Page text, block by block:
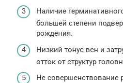
Наличие
большей степени
рождения.
Низкий тонус вен и
отток от структур
Не совершенствование